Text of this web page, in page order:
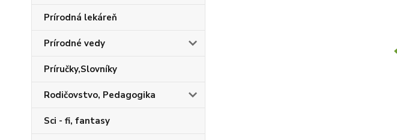
Prírodná lekáreň
Prírodné vedy
Príručky,Slovníky
Rodičovstvo, Pedagogika
Sci - fi, fantasy